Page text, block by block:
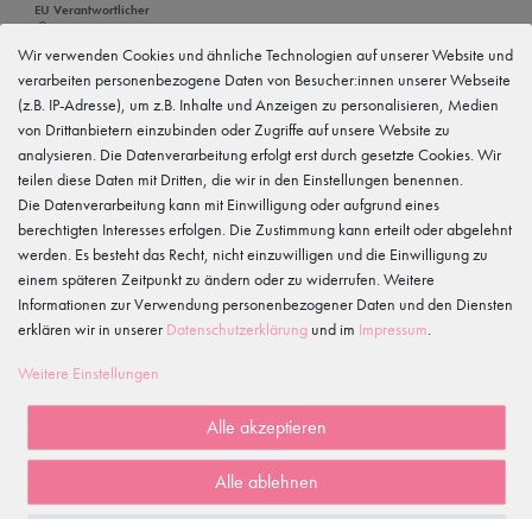
EU Verantwortlicher
tanzmuster GmbH
Gewerbeparkring 2, 15299 Müllrose, Deutschland
service@tanzmuster.de
033606-779250
Hersteller
tanzmuster
Gewerbeparkring 2, 15299 Müllrose, Deutschland
service@tanzmuster.de
033606-779250
Merkmale
5
3
1
Wir verwenden Cookies und ähnliche Technologien auf unserer Website und
verarbeiten personenbezogene Daten von Besucher:innen unserer Webseite
(z.B. IP-Adresse), um z.B. Inhalte und Anzeigen zu personalisieren, Medien
von Drittanbietern einzubinden oder Zugriffe auf unsere Website zu
analysieren. Die Datenverarbeitung erfolgt erst durch gesetzte Cookies. Wir
teilen diese Daten mit Dritten, die wir in den Einstellungen benennen.
Die Datenverarbeitung kann mit Einwilligung oder aufgrund eines
berechtigten Interesses erfolgen. Die Zustimmung kann erteilt oder abgelehnt
werden. Es besteht das Recht, nicht einzuwilligen und die Einwilligung zu
einem späteren Zeitpunkt zu ändern oder zu widerrufen. Weitere
Informationen zur Verwendung personenbezogener Daten und den Diensten
erklären wir in unserer Daten­schutz­erklärung und im Impressum.
Weitere Einstellungen
Alle akzeptieren
Alle ablehnen